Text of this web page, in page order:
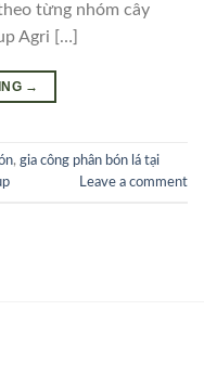
từng nhóm cây
Agri […]
→
, gia công phân bón lá tại
Leave a comment